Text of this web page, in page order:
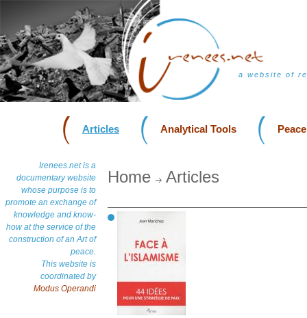
a website of
Articles Analytical Tools
Irenees.net is a
documentary website
whose purpose is to
promote an exchange of
knowledge and know-
how at the service of the
construction of an Art of
peace.
This website is
coordinated by
Modus Operandi
Home Articles